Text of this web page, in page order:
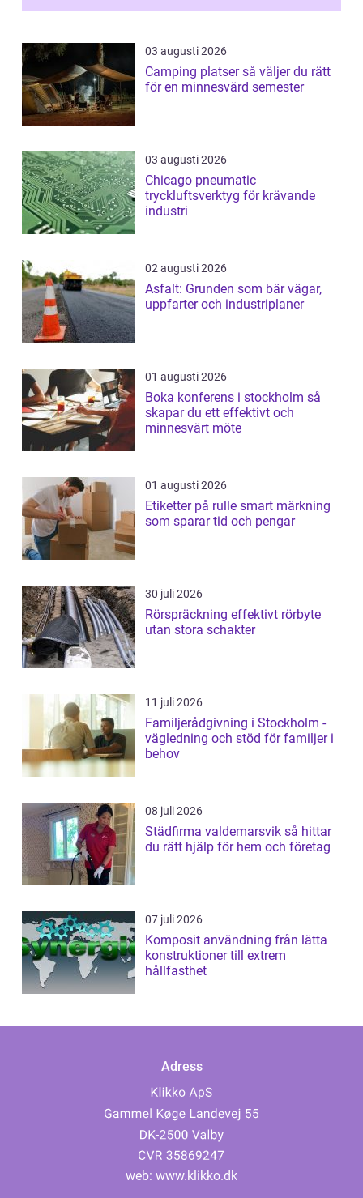
03 augusti 2026
Camping platser så väljer du rätt
för en minnesvärd semester
03 augusti 2026
Chicago pneumatic
tryckluftsverktyg för krävande
industri
02 augusti 2026
Asfalt: Grunden som bär vägar,
uppfarter och industriplaner
01 augusti 2026
Boka konferens i stockholm så
skapar du ett effektivt och
minnesvärt möte
01 augusti 2026
Etiketter på rulle smart märkning
som sparar tid och pengar
30 juli 2026
Rörspräckning effektivt rörbyte
utan stora schakter
11 juli 2026
Familjerådgivning i Stockholm -
vägledning och stöd för familjer i
behov
08 juli 2026
Städfirma valdemarsvik så hittar
du rätt hjälp för hem och företag
07 juli 2026
Komposit användning från lätta
konstruktioner till extrem
hållfasthet
Adress
web: www.klikko.dk